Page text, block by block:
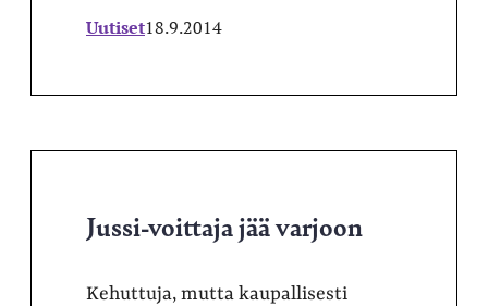
Uutiset18.9.2014
Jussi-voittaja jää varjoon
Kehuttuja, mutta kaupallisesti